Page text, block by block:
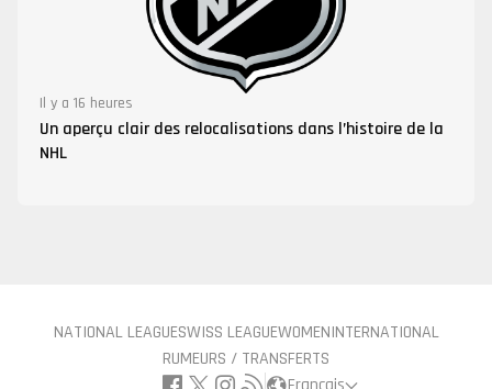
Il y a 16 heures
Un aperçu clair des relocalisations dans l’histoire de la
NHL
NATIONAL LEAGUESWISS LEAGUEWOMENINTERNATIONAL
RUMEURS / TRANSFERTS